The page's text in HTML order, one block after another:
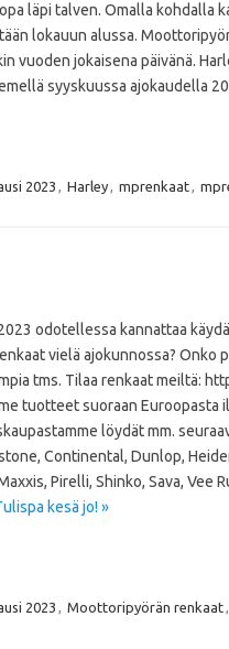
läpi talven. Omalla kohdalla
lokauun alussa.
vuoden jokaisena päivänä.
syyskuussa ajokaudella
2023 , Harley, mprenkaat,
odotellessa kannattaa
vielä ajokunnossa? Onko
tms. Tilaa renkaat meiltä:
tuotteet suoraan Euroopasta
löydät mm.
Continental, Dunlop,
Pirelli, Shinko, Sava, Vee
kesä jo! »
2023 , Moottoripyörän renkaat,